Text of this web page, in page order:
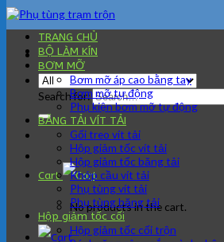
Search for:
Cart
No products in the cart.
TRANG CHỦ
BỘ LÀM KÍN
BƠM MỠ
Bơm mỡ áp cao bằng tay
Bơm mỡ tự động
Phụ kiện bơm mỡ tự động
BĂNG TẢI VÍT TẢI
Gối treo vít tải
Hộp giảm tốc vít tải
Hộp giảm tốc băng tải
Khớp cầu vít tải
Phụ tùng vít tải
Phụ tùng băng tải
Hộp giảm tốc cối
Hộp giảm tốc cối trộn